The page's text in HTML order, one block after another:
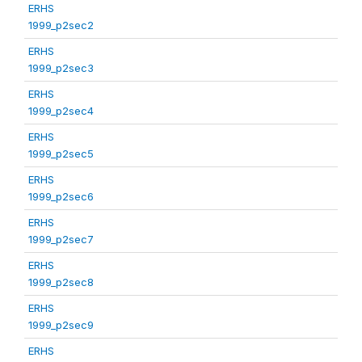
ERHS
1999_p2sec2
ERHS
1999_p2sec3
ERHS
1999_p2sec4
ERHS
1999_p2sec5
ERHS
1999_p2sec6
ERHS
1999_p2sec7
ERHS
1999_p2sec8
ERHS
1999_p2sec9
ERHS